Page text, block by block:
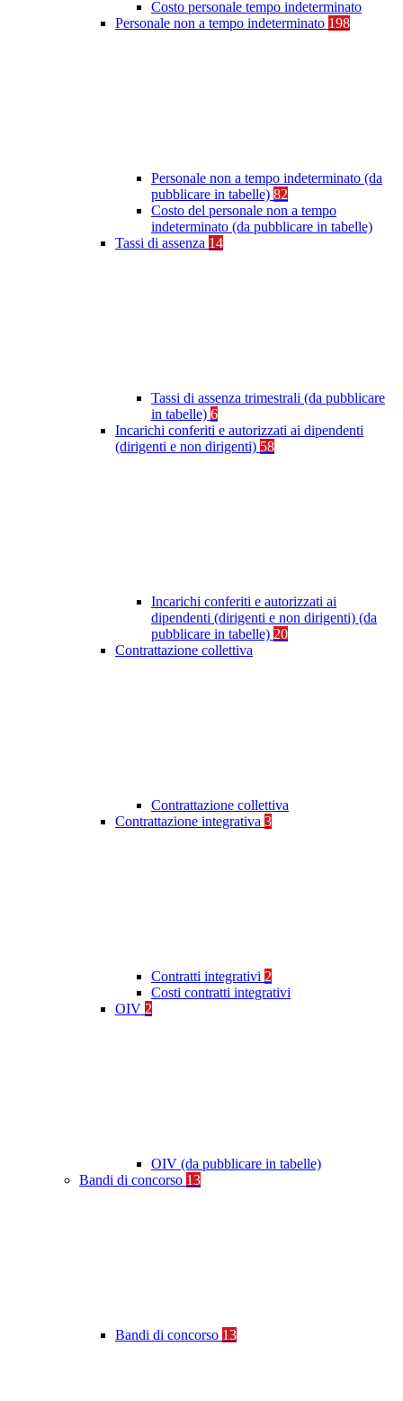
Costo personale tempo indeterminato
Personale non a tempo indeterminato 198
Personale non a tempo indeterminato (da
pubblicare in tabelle) 82
Costo del personale non a tempo
indeterminato (da pubblicare in tabelle)
Tassi di assenza 14
Tassi di assenza trimestrali (da pubblicare
in tabelle) 6
Incarichi conferiti e autorizzati ai dipendenti
(dirigenti e non dirigenti) 58
Incarichi conferiti e autorizzati ai
dipendenti (dirigenti e non dirigenti) (da
pubblicare in tabelle) 20
Contrattazione collettiva
Contrattazione collettiva
Contrattazione integrativa 3
Contratti integrativi 2
Costi contratti integrativi
OIV 2
OIV (da pubblicare in tabelle)
Bandi di concorso 13
Bandi di concorso 13